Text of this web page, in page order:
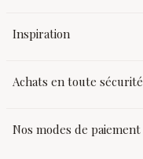
Inspiration
Achats en toute sécurité
Nos modes de paiement